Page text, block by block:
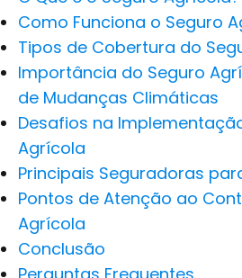
Como Funciona o Seguro
Tipos de Cobertura do
Importância do Seguro
de Mudanças Climáticas
Desafios na
Agrícola
Principais Seguradoras
Pontos de Atenção ao
Agrícola
Conclusão